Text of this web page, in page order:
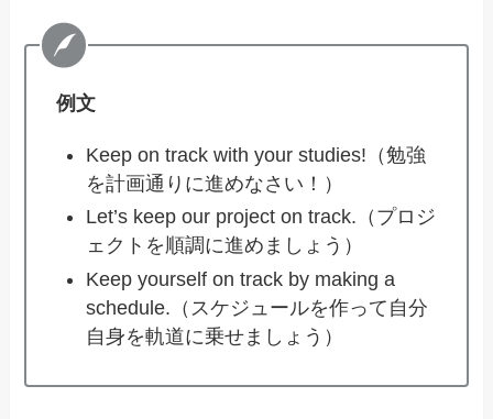
例文
Keep on track with your studies!（勉強
を計画通りに進めなさい！）
Let’s keep our project on track.（プロジ
ェクトを順調に進めましょう）
Keep yourself on track by making a
schedule.（スケジュールを作って自分
自身を軌道に乗せましょう）